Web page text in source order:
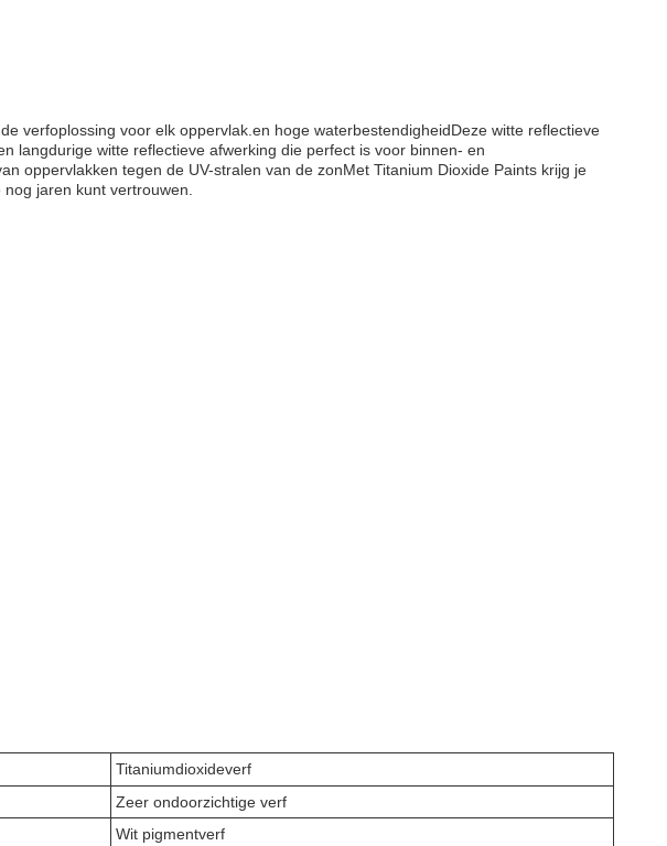
verfoplossing voor elk oppervlak.en hoge waterbestendigheidDeze witte reflectieve
langdurige witte reflectieve afwerking die perfect is voor binnen- en
oppervlakken tegen de UV-stralen van de zonMet Titanium Dioxide Paints krijg je
jaren kunt vertrouwen.
Titaniumdioxideverf
Zeer ondoorzichtige verf
Wit pigmentverf